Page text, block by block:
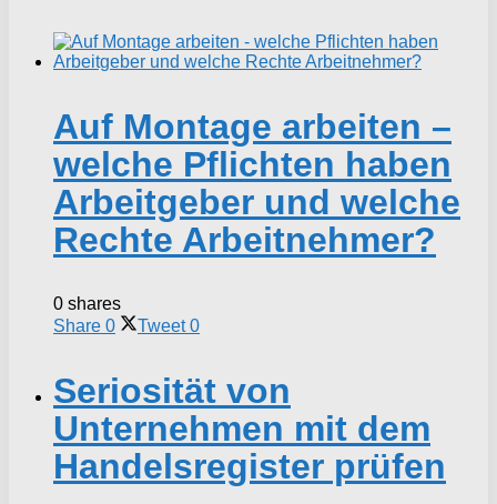
Auf Montage arbeiten –
welche Pflichten haben
Arbeitgeber und welche
Rechte Arbeitnehmer?
0 shares
Share 0 Tweet 0
Seriosität von
Unternehmen mit dem
Handelsregister prüfen